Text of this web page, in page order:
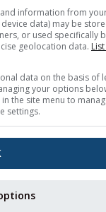
—
Крик
по электронной
meteoMail
и вы можете
information from
data) may be
or used specifically
geolocation data.
data on the basis of
your options
the site menu to
settings.